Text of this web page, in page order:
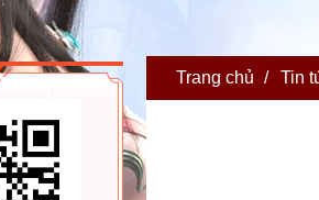
Trang chủ / Tin